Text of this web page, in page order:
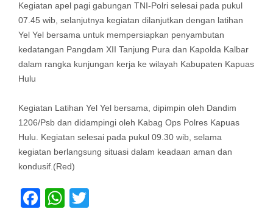
Kegiatan apel pagi gabungan TNI-Polri selesai pada pukul
07.45 wib, selanjutnya kegiatan dilanjutkan dengan latihan
Yel Yel bersama untuk mempersiapkan penyambutan
kedatangan Pangdam XII Tanjung Pura dan Kapolda Kalbar
dalam rangka kunjungan kerja ke wilayah Kabupaten Kapuas
Hulu
Kegiatan Latihan Yel Yel bersama, dipimpin oleh Dandim
1206/Psb dan didampingi oleh Kabag Ops Polres Kapuas
Hulu. Kegiatan selesai pada pukul 09.30 wib, selama
kegiatan berlangsung situasi dalam keadaan aman dan
kondusif.(Red)
Facebook
WhatsApp